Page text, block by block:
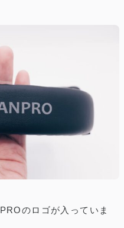
のロゴが入っていま